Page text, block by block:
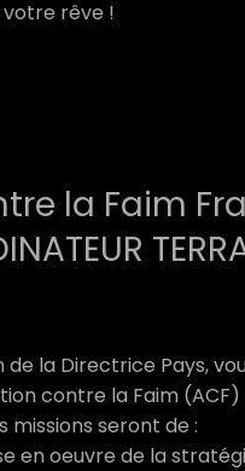
rêve !
la Faim
de la Directrice Pays,
contre la Faim
missions seront de :
en oeuvre de la